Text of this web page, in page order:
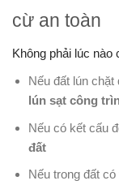
cừ an toàn
Không phải lúc nào
Nếu đất lún
lún sạt công
Nếu có kết cấu
đất
Nếu trong đất